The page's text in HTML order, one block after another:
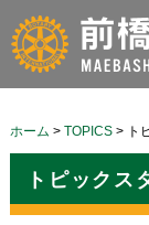
ホーム > TOPICS> ト
トピックス